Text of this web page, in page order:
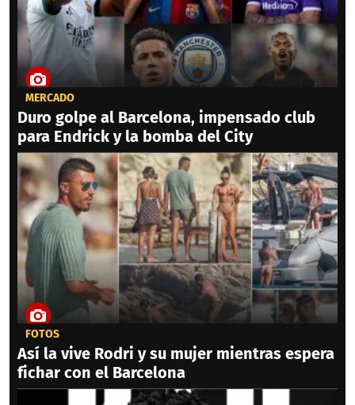
MERCADO
Duro golpe al Barcelona, impensado club
para Endrick y la bomba del City
FOTOS
Así la vive Rodri y su mujer mientras espera
fichar con el Barcelona